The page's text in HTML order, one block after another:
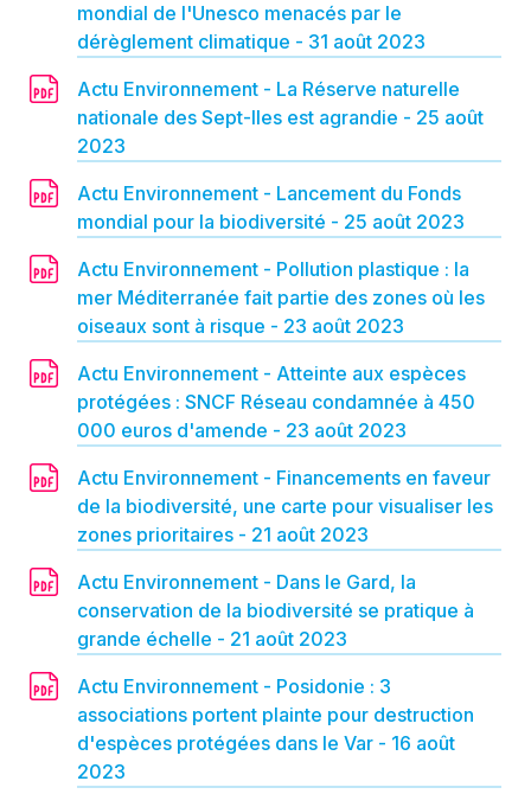
mondial de l'Unesco menacés par le
dérèglement climatique - 31 août 2023
Actu Environnement - La Réserve naturelle
nationale des Sept-Iles est agrandie - 25 août
2023
Actu Environnement - Lancement du Fonds
mondial pour la biodiversité - 25 août 2023
Actu Environnement - Pollution plastique : la
mer Méditerranée fait partie des zones où les
oiseaux sont à risque - 23 août 2023
Actu Environnement - Atteinte aux espèces
protégées : SNCF Réseau condamnée à 450
000 euros d'amende - 23 août 2023
Actu Environnement - Financements en faveur
de la biodiversité, une carte pour visualiser les
zones prioritaires - 21 août 2023
Actu Environnement - Dans le Gard, la
conservation de la biodiversité se pratique à
grande échelle - 21 août 2023
Actu Environnement - Posidonie : 3
associations portent plainte pour destruction
d'espèces protégées dans le Var - 16 août
2023